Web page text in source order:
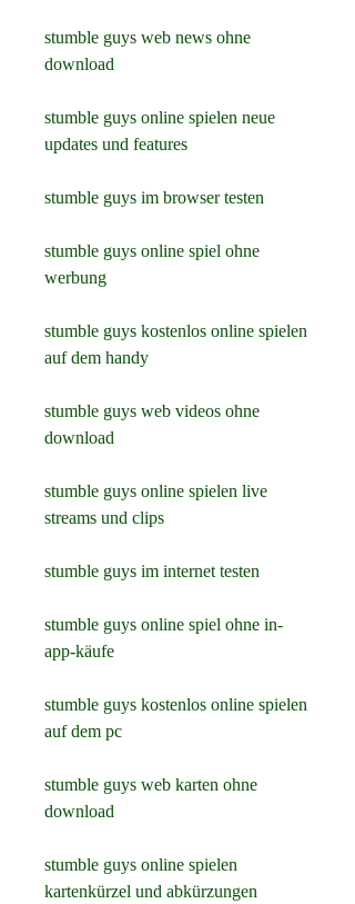
stumble guys web news ohne
download
stumble guys online spielen neue
updates und features
stumble guys im browser testen
stumble guys online spiel ohne
werbung
stumble guys kostenlos online spielen
auf dem handy
stumble guys web videos ohne
download
stumble guys online spielen live
streams und clips
stumble guys im internet testen
stumble guys online spiel ohne in-
app-käufe
stumble guys kostenlos online spielen
auf dem pc
stumble guys web karten ohne
download
stumble guys online spielen
kartenkürzel und abkürzungen